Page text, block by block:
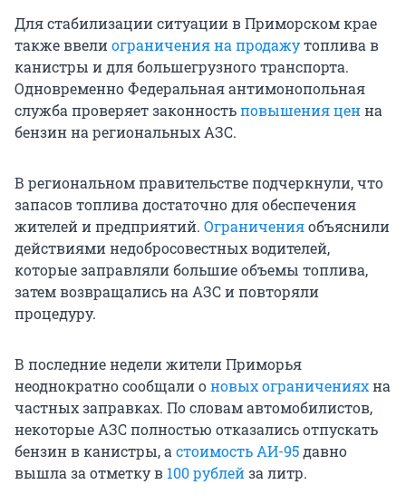
Для стабилизации ситуации в Приморском крае
также ввелиограничения на продажутоплива в
канистры и для большегрузного транспорта.
Одновременно Федеральная антимонопольная
служба проверяет законностьповышения ценна
бензин на региональных АЗС.
В региональном правительстве подчеркнули, что
запасов топлива достаточно для обеспечения
жителей и предприятий. Ограниченияобъяснили
действиями недобросовестных водителей,
которые заправляли большие объемы топлива,
затем возвращались на АЗС и повторяли
процедуру.
В последние недели жители Приморья
неоднократно сообщали оновых ограниченияхна
частных заправках. По словам автомобилистов,
некоторые АЗС полностью отказались отпускать
бензин в канистры, а стоимость АИ-95давно
вышла за отметку в 100 рублейза литр.